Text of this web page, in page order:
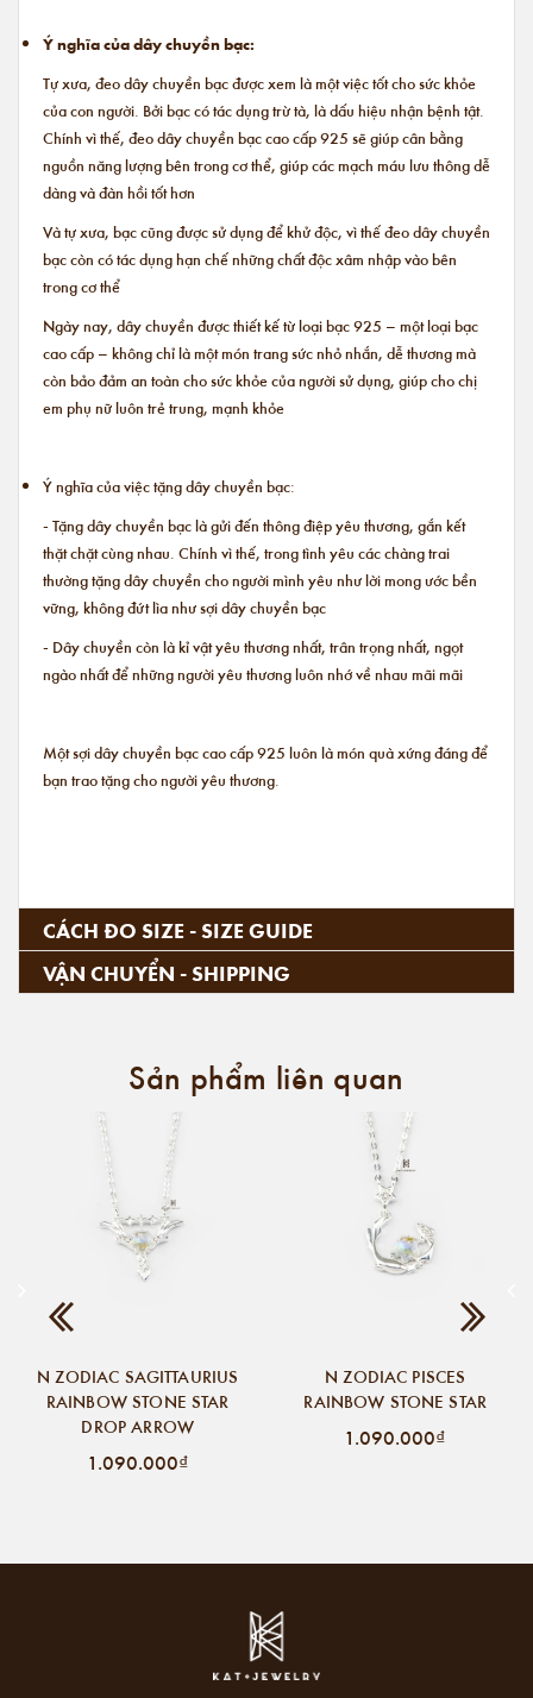
Ý nghĩa của dây chuyền bạc:
Tự xưa, đeo dây chuyền bạc được xem là một việc tốt cho sức khỏe
của con người. Bởi bạc có tác dụng trừ tà, là dấu hiệu nhận bệnh tật.
Chính vì thế, đeo dây chuyền bạc cao cấp 925 sẽ giúp cân bằng
nguồn năng lượng bên trong cơ thể, giúp các mạch máu lưu thông dễ
dàng và đàn hồi tốt hơn
Và tự xưa, bạc cũng được sử dụng để khử độc, vì thế đeo dây chuyền
bạc còn có tác dụng hạn chế những chất độc xâm nhập vào bên
trong cơ thể
Ngày nay, dây chuyền được thiết kế từ loại bạc 925 – một loại bạc
cao cấp – không chỉ là một món trang sức nhỏ nhắn, dễ thương mà
còn bảo đảm an toàn cho sức khỏe của người sử dụng, giúp cho chị
em phụ nữ luôn trẻ trung, mạnh khỏe
Ý nghĩa của việc tặng dây chuyền bạc:
- Tặng dây chuyền bạc là gửi đến thông điệp yêu thương, gắn kết
thặt chặt cùng nhau. Chính vì thế, trong tình yêu các chàng trai
thường tặng dây chuyền cho người mình yêu như lời mong ước bền
vững, không đứt lìa như sợi dây chuyền bạc
- Dây chuyền còn là kỉ vật yêu thương nhất, trân trọng nhất, ngọt
ngào nhất để những người yêu thương luôn nhớ về nhau mãi mãi
Một sợi dây chuyền bạc cao cấp 925 luôn là món quà xứng đáng để
bạn trao tặng cho người yêu thương.
CÁCH ĐO SIZE - SIZE GUIDE
VẬN CHUYỂN - SHIPPING
Sản phẩm liên quan
N ZODIAC SAGITTAURIUS
RAINBOW STONE STAR
DROP ARROW
1.090.000₫
N ZODIAC PISCES
RAINBOW STONE STAR
1.090.000₫